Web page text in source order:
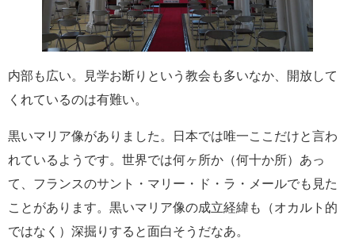
内部も広い。見学お断りという教会も多いなか、開放して
くれているのは有難い。
黒いマリア像がありました。日本では唯一ここだけと言わ
れているようです。世界では何ヶ所か（何十か所）あっ
て、フランスのサント・マリー・ド・ラ・メールでも見た
ことがあります。黒いマリア像の成立経緯も（オカルト的
ではなく）深掘りすると面白そうだなあ。